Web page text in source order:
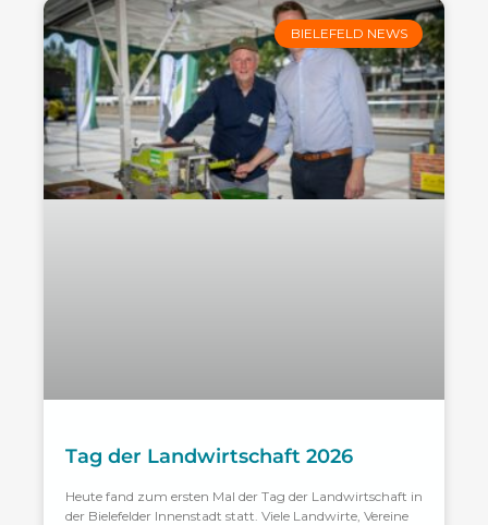
BIELEFELD NEWS
Tag der Landwirtschaft 2026
Heute fand zum ersten Mal der Tag der Landwirtschaft in
der Bielefelder Innenstadt statt. Viele Landwirte, Vereine